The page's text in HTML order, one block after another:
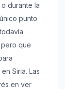
durante la
punto
pero que
Siria. Las
en ver